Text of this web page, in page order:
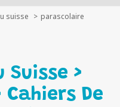
suisse parascolaire
Suisse >
De